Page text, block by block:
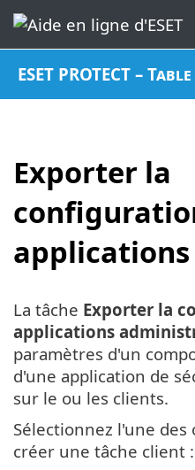
ESET PROTECT –
Exporter la
applications
La tâche Exporter la
applications
paramètres d'un
d'une application de
sur le ou les clients.
Sélectionnez l'une
créer une tâche client :